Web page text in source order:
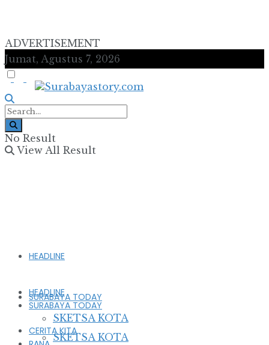
ADVERTISEMENT
Jumat, Agustus 7, 2026
No Result
View All Result
HEADLINE
SURABAYA TODAY
SKETSA KOTA
HEADLINE
SURABAYA TODAY
SKETSA KOTA
CERITA KITA